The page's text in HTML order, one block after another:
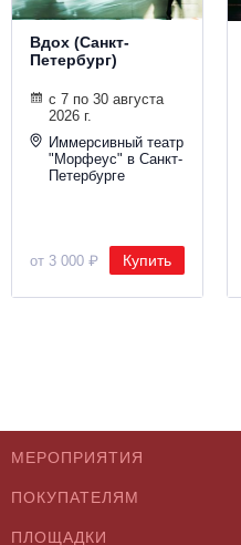
Вдох (Санкт-
Петербург)
с 7 по 30 августа
2026 г.
Иммерсивный театр
"Морфеус" в Санкт-
Петербурге
от 3 000 ₽ Купить
МЕРОПРИЯТИЯ
Концерты
ПОКУПАТЕЛЯМ
ПЛОЩАДКИ